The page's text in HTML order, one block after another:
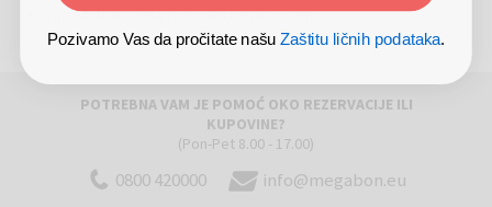
Boravišna taksa nije uključena u cenu
POTREBNA VAM JE POMOĆ OKO REZERVACIJE ILI
KUPOVINE?
(Pon-Pet 8.00 - 17.00)
0800 420000 info@megabon.eu
Pozivamo Vas da pročitate našuZaštitu ličnih podataka.